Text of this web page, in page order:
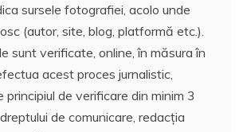
sursele fotografiei, acolo unde
(autor, site, blog, platformă etc.).
sunt verificate, online, în măsura în
acest proces jurnalistic,
de verificare din minim 3
de comunicare, redacția